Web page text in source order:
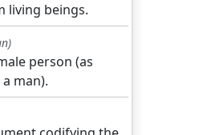
living beings.
person (as
man).